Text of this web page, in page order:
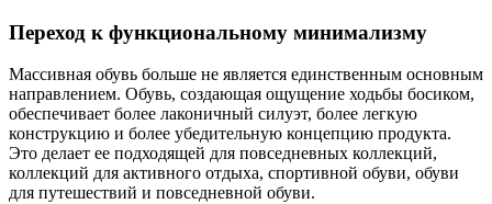
Переход к функциональному минимализму
Массивная обувь больше не является единственным основным
направлением. Обувь, создающая ощущение ходьбы босиком,
обеспечивает более лаконичный силуэт, более легкую
конструкцию и более убедительную концепцию продукта.
Это делает ее подходящей для повседневных коллекций,
коллекций для активного отдыха, спортивной обуви, обуви
для путешествий и повседневной обуви.